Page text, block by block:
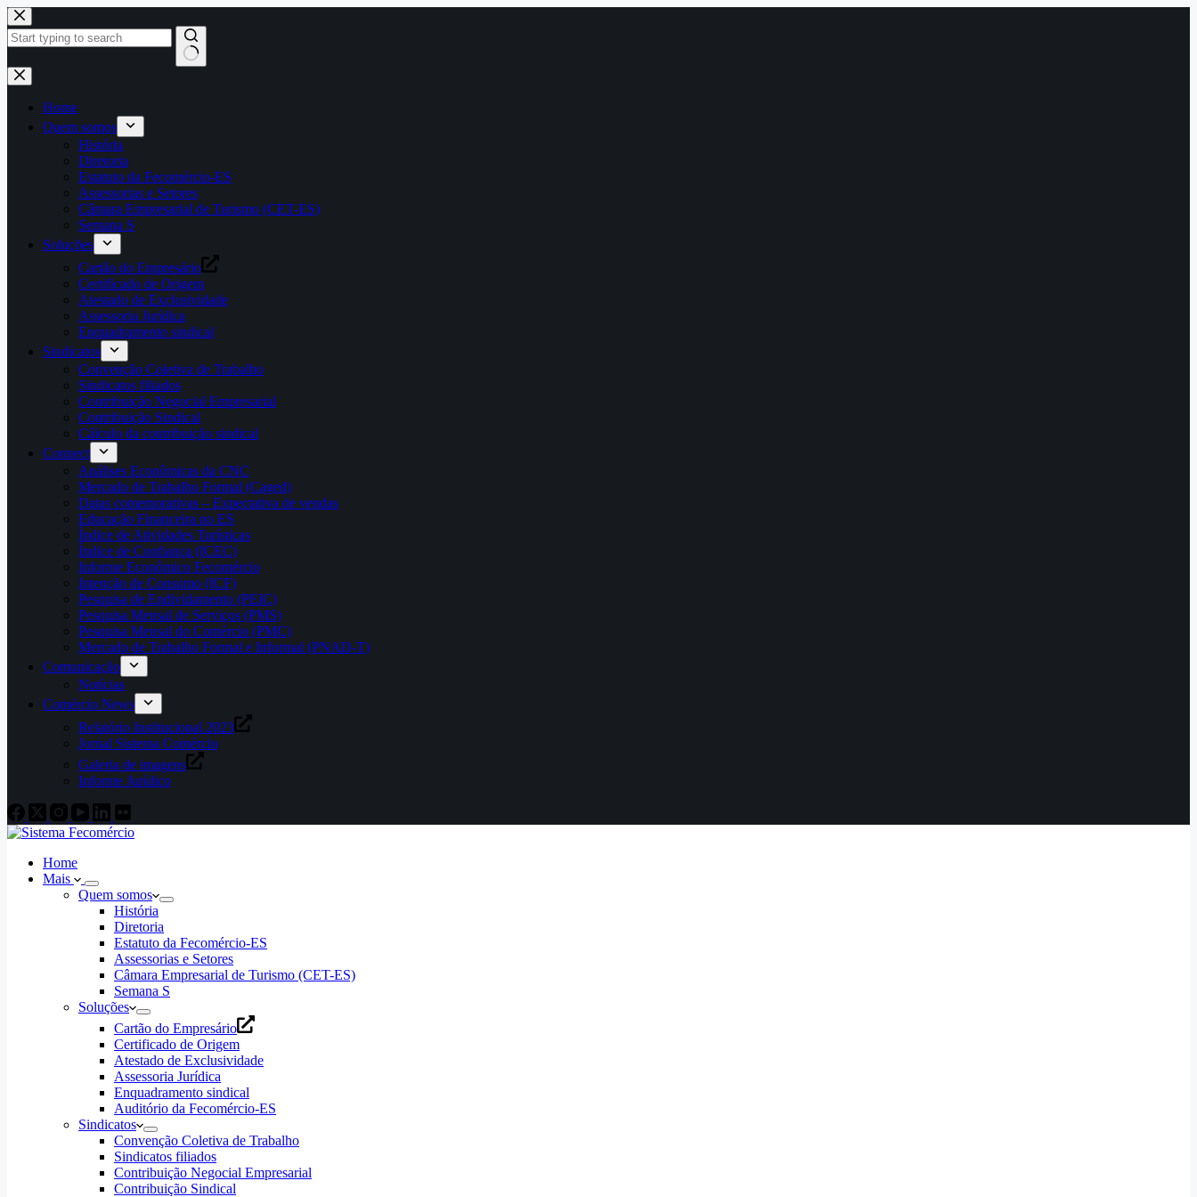
Pular
para
o
Home
Quem somos
História
Diretoria
Estatuto da Fecomércio-ES
Assessorias e Setores
Câmara Empresarial de Turismo (CET-ES)
Semana S
Soluções
Cartão do Empresário
Certificado de Origem
Atestado de Exclusividade
Assessoria Jurídica
Enquadramento sindical
Sindicatos
Convenção Coletiva de Trabalho
Sindicatos filiados
Contribuição Negocial Empresarial
Contribuição Sindical
Cálculo da contribuição sindical
Connect
Análises Econômicas da CNC
Mercado de Trabalho Formal (Caged)
Datas comemorativas – Expectativa de vendas
Educação Financeira no ES
Índice de Atividades Turísticas
Índice de Confiança (ICEC)
Informe Econômico Fecomércio
Intenção de Consumo (ICF)
Pesquisa de Endividamento (PEIC)
Pesquisa Mensal de Serviços (PMS)
Pesquisa Mensal do Comércio (PMC)
Mercado de Trabalho Formal e Informal (PNAD-T)
Comunicação
Notícias
Comércio News
Relatório Institucional 2023
Jornal Sistema Comércio
Galeria de imagens
Informe Jurídico
Home
Mais
Quem somos
História
Diretoria
Estatuto da Fecomércio-ES
Assessorias e Setores
Câmara Empresarial de Turismo (CET-ES)
Semana S
Soluções
Cartão do Empresário
Certificado de Origem
Atestado de Exclusividade
Assessoria Jurídica
Enquadramento sindical
Auditório da Fecomércio-ES
Sindicatos
Convenção Coletiva de Trabalho
Sindicatos filiados
Contribuição Negocial Empresarial
Contribuição Sindical